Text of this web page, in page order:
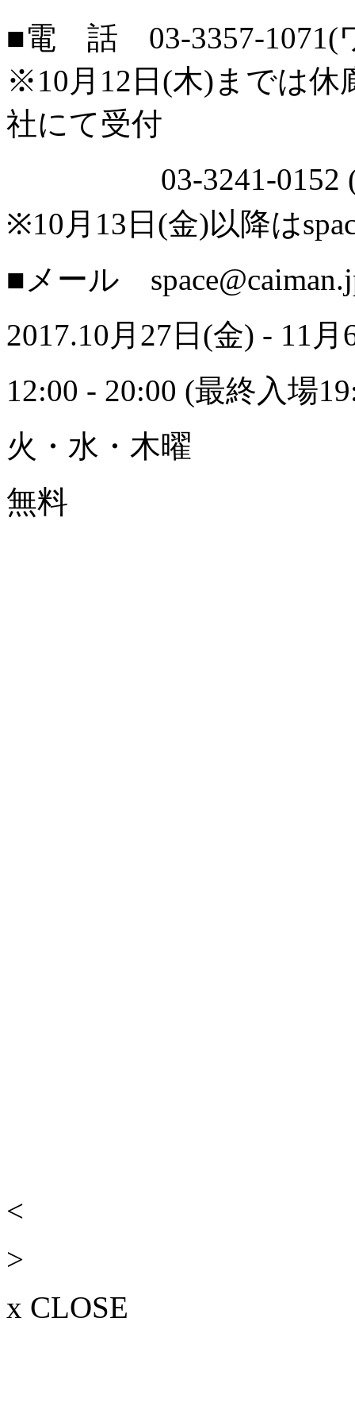
■電 話 03-3357-1071(
※10月12日(木)までは休
社にて受付
03-3241-0152
※10月13日(金)以降は
■メール
2017.10月27日(金) - 11月
12:00 - 20:00 (最終入場
火・水・木曜
無料
<
>
x CLOSE